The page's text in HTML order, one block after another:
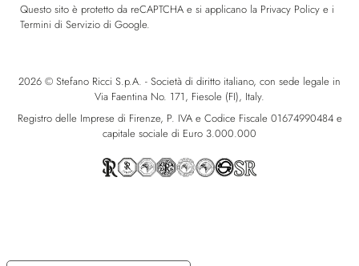
Questo sito è protetto da reCAPTCHA e si applicano la Privacy Policy e i
Termini di Servizio di Google.
2026 © Stefano Ricci S.p.A. - Società di diritto italiano, con sede legale in
Via Faentina No. 171, Fiesole (FI), Italy.
Registro delle Imprese di Firenze, P. IVA e Codice Fiscale 01674990484 e
capitale sociale di Euro 3.000.000